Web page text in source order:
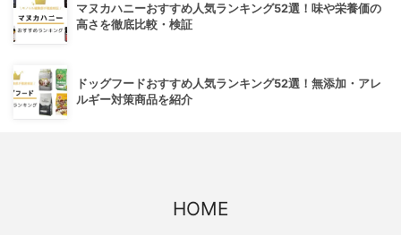
マヌカハニーおすすめ人気ランキング52選！味や栄養価の
高さを徹底比較・検証
ドッグフードおすすめ人気ランキング52選！無添加・アレ
ルギー対策商品を紹介
HOME